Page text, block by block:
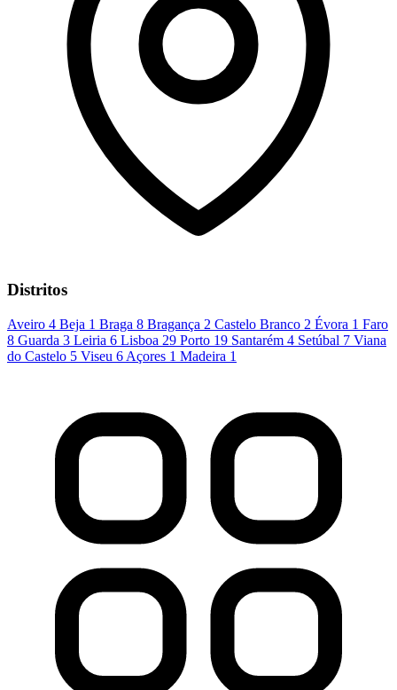
Distritos
Aveiro 4 Beja 1 Braga 8 Bragança 2 Castelo Branco 2 Évora 1 Faro
8 Guarda 3 Leiria 6 Lisboa 29 Porto 19 Santarém 4 Setúbal 7 Viana
do Castelo 5 Viseu 6 Açores 1 Madeira 1